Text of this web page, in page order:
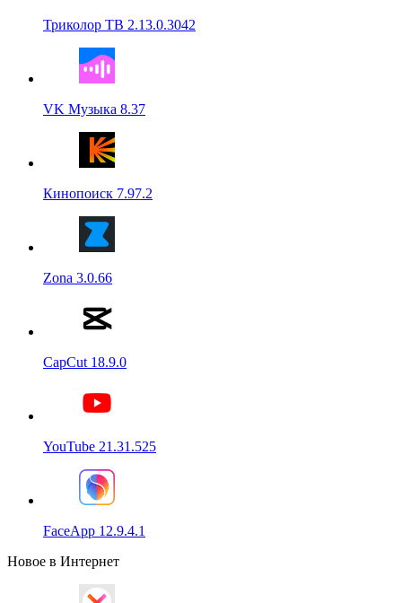
Триколор ТВ 2.13.0.3042
VK Музыка 8.37
Кинопоиск 7.97.2
Zona 3.0.66
CapCut 18.9.0
YouTube 21.31.525
FaceApp 12.9.4.1
Новое в Интернет